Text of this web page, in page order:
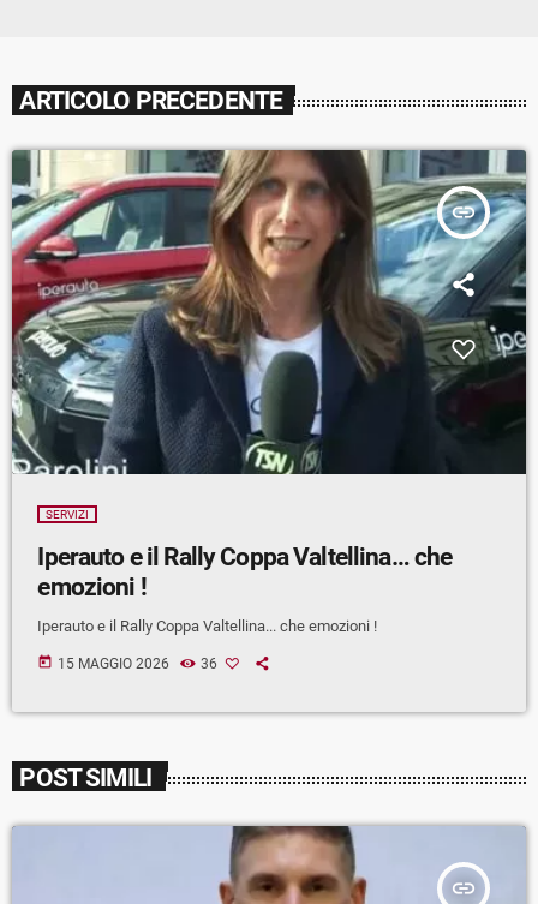
ARTICOLO PRECEDENTE
insert_link
SERVIZI
Iperauto e il Rally Coppa Valtellina… che
emozioni !
Iperauto e il Rally Coppa Valtellina... che emozioni !
today 15 MAGGIO 2026 36
POST SIMILI
insert_link